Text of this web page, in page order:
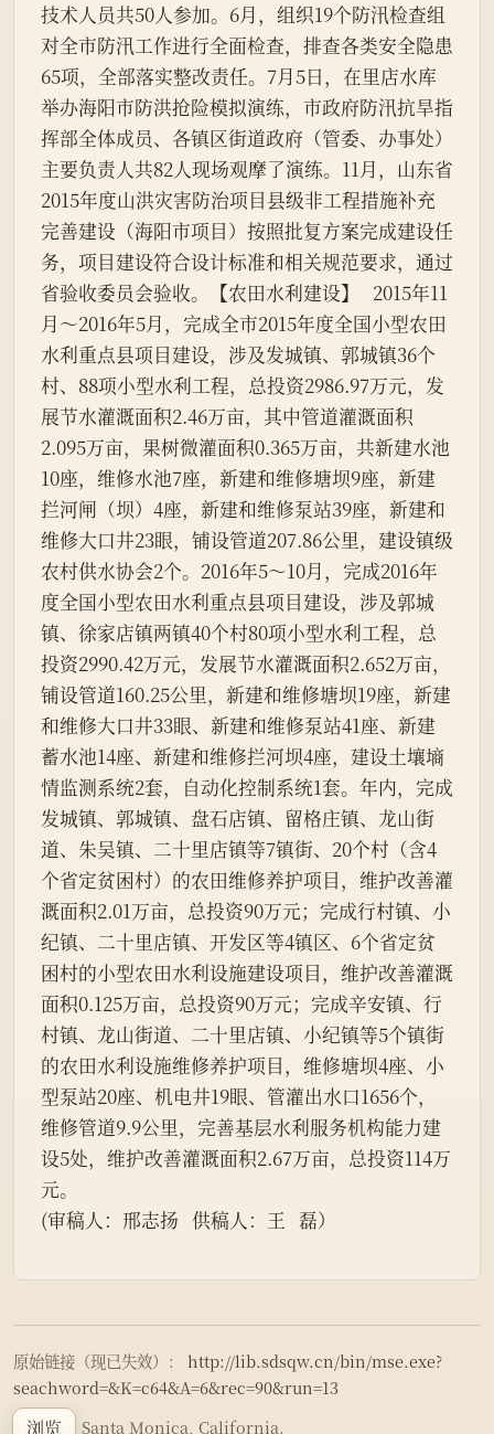
浏览
技术人员共50人参加。6月，组织19个防汛检查组
对全市防汛工作进行全面检查，排查各类安全隐患
65项，全部落实整改责任。7月5日，在里店水库
举办海阳市防洪抢险模拟演练，市政府防汛抗旱指
挥部全体成员、各镇区街道政府（管委、办事处）
主要负责人共82人现场观摩了演练。11月，山东省
2015年度山洪灾害防治项目县级非工程措施补充
完善建设（海阳市项目）按照批复方案完成建设任
务，项目建设符合设计标准和相关规范要求，通过
省验收委员会验收。【农田水利建设】   2015年11
月～2016年5月，完成全市2015年度全国小型农田
水利重点县项目建设，涉及发城镇、郭城镇36个
村、88项小型水利工程，总投资2986.97万元，发
展节水灌溉面积2.46万亩，其中管道灌溉面积
2.095万亩，果树微灌面积0.365万亩，共新建水池
10座，维修水池7座，新建和维修塘坝9座，新建
拦河闸（坝）4座，新建和维修泵站39座，新建和
维修大口井23眼，铺设管道207.86公里，建设镇级
农村供水协会2个。2016年5～10月，完成2016年
度全国小型农田水利重点县项目建设，涉及郭城
镇、徐家店镇两镇40个村80项小型水利工程，总
投资2990.42万元，发展节水灌溉面积2.652万亩，
铺设管道160.25公里，新建和维修塘坝19座，新建
和维修大口井33眼、新建和维修泵站41座、新建
蓄水池14座、新建和维修拦河坝4座，建设土壤墒
情监测系统2套，自动化控制系统1套。年内，完成
发城镇、郭城镇、盘石店镇、留格庄镇、龙山街
道、朱吴镇、二十里店镇等7镇街、20个村（含4
个省定贫困村）的农田维修养护项目，维护改善灌
溉面积2.01万亩，总投资90万元；完成行村镇、小
纪镇、二十里店镇、开发区等4镇区、6个省定贫
困村的小型农田水利设施建设项目，维护改善灌溉
面积0.125万亩，总投资90万元；完成辛安镇、行
村镇、龙山街道、二十里店镇、小纪镇等5个镇街
的农田水利设施维修养护项目，维修塘坝4座、小
型泵站20座、机电井19眼、管灌出水口1656个，
维修管道9.9公里，完善基层水利服务机构能力建
设5处，维护改善灌溉面积2.67万亩，总投资114万
元。
(审稿人：邢志扬   供稿人：王   磊）
原始链接（现已失效）：
http://lib.sdsqw.cn/bin/mse.exe?
seachword=&K=c64&A=6&rec=90&run=13
Made in Santa Monica, California.